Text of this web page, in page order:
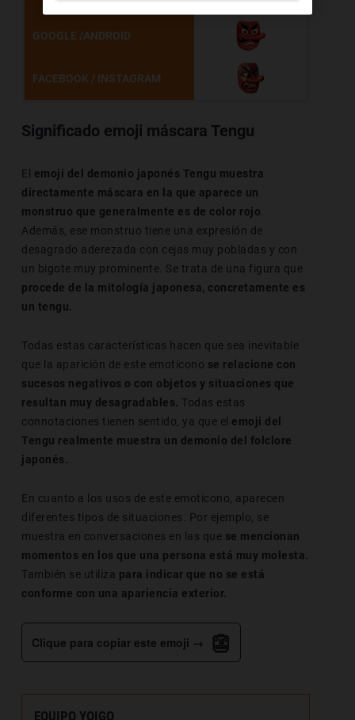
GOOGLE /ANDROID
FACEBOOK / INSTAGRAM
Significado emoji máscara Tengu
El emoji del demonio japonés Tengu muestra
directamente máscara en la que aparece un
monstruo que generalmente es de color rojo
Además, ese monstruo tiene una expresión de
desagrado aderezada con cejas muy pobladas y con
un bigote muy prominente. Se trata de una figura que
procede de la mitología japonesa, concretamente es
un tengu.
Todas estas características hacen que sea inevitable
que la aparición de este emoticono se relacione con
sucesos negativos o con objetos y situaciones que
resultan muy desagradables. Todas estas
connotaciones tienen sentido, ya que el emoji del
Tengu realmente muestra un demonio del folclore
japonés.
En cuanto a los usos de este emoticono, aparecen
diferentes tipos de situaciones. Por ejemplo, se
muestra en conversaciones en las que se mencionan
momentos en los que una persona está muy molesta.
También se utiliza para indicar que no se está
conforme con una apariencia exterior.
Clique para copiar este emoji → 👺
EQUIPO YOIGO